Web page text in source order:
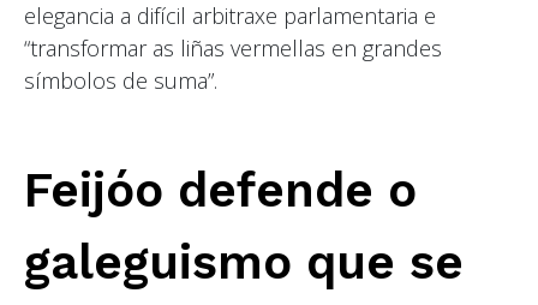
elegancia a difícil arbitraxe parlamentaria e
“transformar as liñas vermellas en grandes
símbolos de suma”.
Feijóo defende o
galeguismo que se